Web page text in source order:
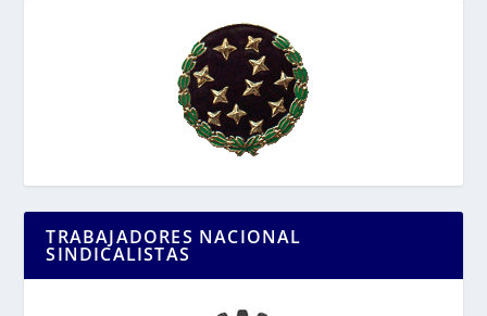
TRABAJADORES NACIONAL
SINDICALISTAS